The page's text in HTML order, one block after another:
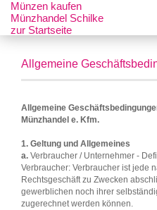
Münzen kaufen
Münzhandel Schilke
zur Startseite
Allgemeine
Allgemeine
Münzhandel e. Kfm.
1. Geltung und Allgemeines
a. Verbraucher / Unternehmer -
Verbraucher: Verbraucher ist jede
Rechtsgeschäft zu Zwecken
gewerblichen noch ihrer
zugerechnet werden können.